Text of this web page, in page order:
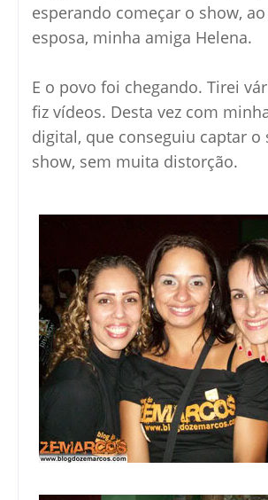
esperando começar o show,
esposa, minha amiga Helena.
E o povo foi chegando. Tirei
fiz vídeos. Desta vez com
digital, que conseguiu captar o
show, sem muita distorção.